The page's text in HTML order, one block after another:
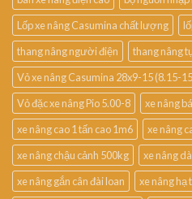
Lốp xe nâng Casumina chất lượng
thang nâng người điện
thang nâng
Vỏ xe nâng Casumina 28x9-15 (8.15-
Vỏ đặc xe nâng Pio 5.00-8
xe nâng
xe nâng cao 1 tấn cao 1m6
xe nâng
xe nâng chậu cảnh 500kg
xe nâng
xe nâng gắn cân đài loan
xe nâng hạ